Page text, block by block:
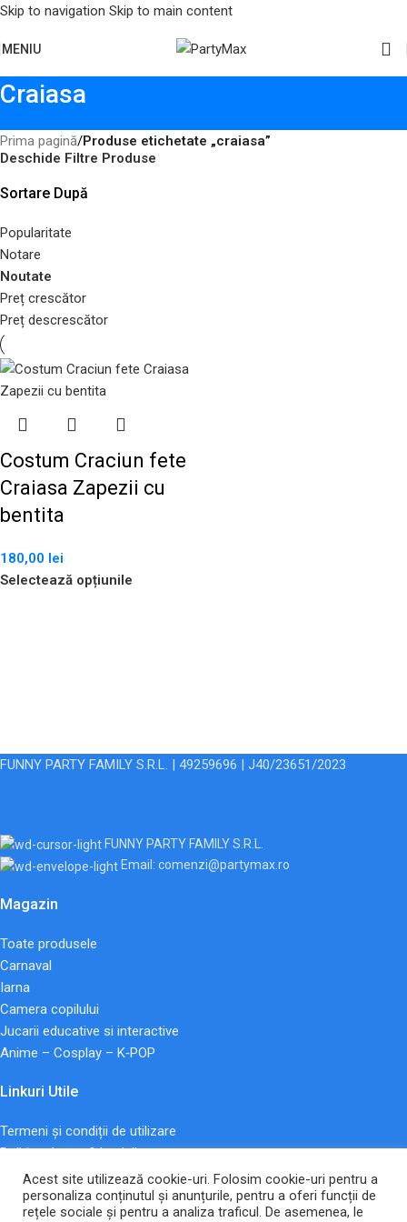
Skip to navigation Skip to main content
MENIU
Craiasa
Prima pagină/Produse etichetate „craiasa”
Deschide Filtre Produse
Sortare După
Popularitate
Notare
Noutate
Preț crescător
Preț descrescător
Costum Craciun fete
Craiasa Zapezii cu
bentita
180,00 lei
Selectează opțiunile
FUNNY PARTY FAMILY S.R.L. | 49259696 | J40/23651/2023
FUNNY PARTY FAMILY S.R.L.
Email: comenzi@partymax.ro
Magazin
Toate produsele
Carnaval
Iarna
Camera copilului
Jucarii educative si interactive
Anime – Cosplay – K‑POP
Linkuri Utile
Termeni și condiții de utilizare
Politica de confidentialitate
Plată și livrare
Politica de Retur
Declarație de accesibilitate
Acest site utilizează cookie-uri. Folosim cookie-uri pentru a
personaliza conținutul și anunțurile, pentru a oferi funcții de
rețele sociale și pentru a analiza traficul. De asemenea, le